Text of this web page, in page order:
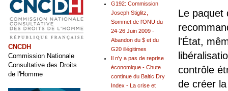
Le paquet
l'État,
contrôle
de créer
G192: Commission
Joseph Stiglitz,
Sommet de l'ONU du
24-26 Juin 2009 -
Abandon du $ et du
G20 illégitimes
Il n'y a pas de reprise
économique - Chute
continue du Baltic Dry
Index - La crise et
CNCDH
Commission Nationale
Consultative des Droits
de l'Homme